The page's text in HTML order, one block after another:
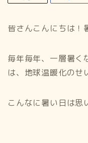
皆さんこんにちは！
毎年毎年、一層暑く
は、地球温暖化のせ
こんなに暑い日は思